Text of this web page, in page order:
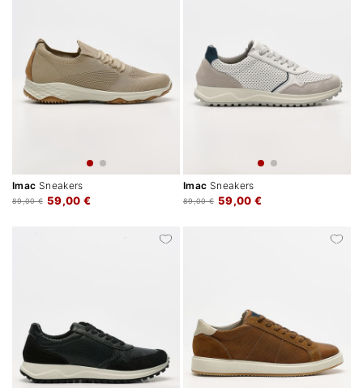
Imac Sneakers
59,00 €
89,00 €
Imac Sneakers
59,00 €
89,00 €